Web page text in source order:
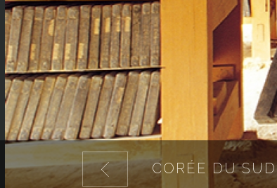
CORÉE DU SUD